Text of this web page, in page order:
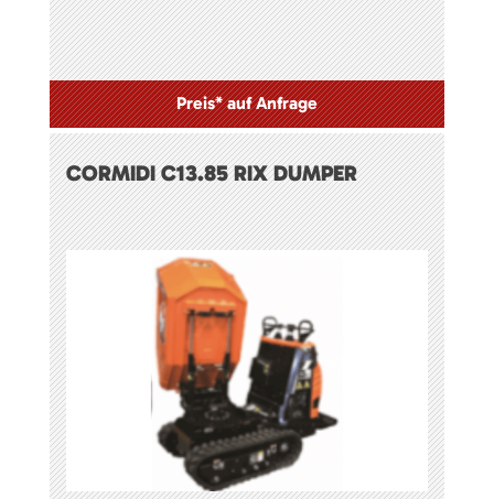
Preis* auf Anfrage
CORMIDI C13.85 RIX DUMPER